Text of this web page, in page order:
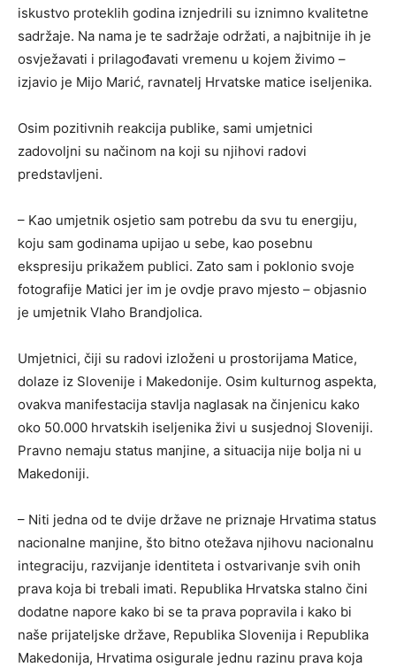
iskustvo proteklih godina iznjedrili su iznimno kvalitetne
sadržaje. Na nama je te sadržaje održati, a najbitnije ih je
osvježavati i prilagođavati vremenu u kojem živimo –
izjavio je Mijo Marić, ravnatelj Hrvatske matice iseljenika.
Osim pozitivnih reakcija publike, sami umjetnici
zadovoljni su načinom na koji su njihovi radovi
predstavljeni.
– Kao umjetnik osjetio sam potrebu da svu tu energiju,
koju sam godinama upijao u sebe, kao posebnu
ekspresiju prikažem publici. Zato sam i poklonio svoje
fotografije Matici jer im je ovdje pravo mjesto – objasnio
je umjetnik Vlaho Brandjolica.
Umjetnici, čiji su radovi izloženi u prostorijama Matice,
dolaze iz Slovenije i Makedonije. Osim kulturnog aspekta,
ovakva manifestacija stavlja naglasak na činjenicu kako
oko 50.000 hrvatskih iseljenika živi u susjednoj Sloveniji.
Pravno nemaju status manjine, a situacija nije bolja ni u
Makedoniji.
– Niti jedna od te dvije države ne priznaje Hrvatima status
nacionalne manjine, što bitno otežava njihovu nacionalnu
integraciju, razvijanje identiteta i ostvarivanje svih onih
prava koja bi trebali imati. Republika Hrvatska stalno čini
dodatne napore kako bi se ta prava popravila i kako bi
naše prijateljske države, Republika Slovenija i Republika
Makedonija, Hrvatima osigurale jednu razinu prava koja